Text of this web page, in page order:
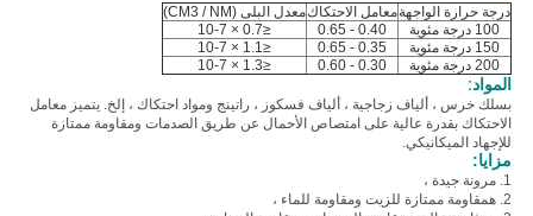
درجة حرارة الواجهةمعامل الاحتكاكمعدل البلى (CM3 / NM)
100 درجة مئوية
0.40 - 0.65
≤0.7 × 10-7
150 درجة مئوية
0.35 - 0.65
≤1.1 × 10-7
200 درجة مئوية
0.30 - 0.60
≤1.3 × 10-7
المواد:
بسلك خرس ، ألياف زجاجية ، ألياف فسكوز ، راتينج ومواد احتكاك ، إلخ. يتميز معامل
الاحتكاك بقدرة عالية على امتصاص الأحمال عن طريق الصدمات ومقاومة ممتازة
للإجهاد الميكانيكي.
مزايا:
1. مرونة جيدة ،
2. ه
مقاومة ممتازة للزيت ومقاومة للماء ،